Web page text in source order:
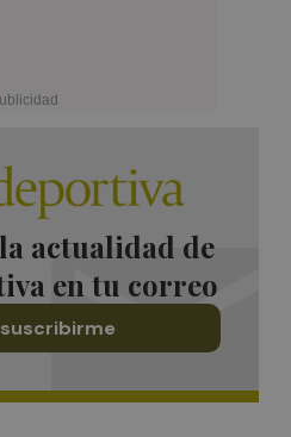
actualidad de
en tu correo